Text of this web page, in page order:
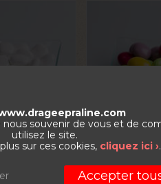
PRODUIT
La dragée
fruits
souvenir de vous et de
utilisez le site.
sur ces cookies, cliquez ici ›.
Accepter